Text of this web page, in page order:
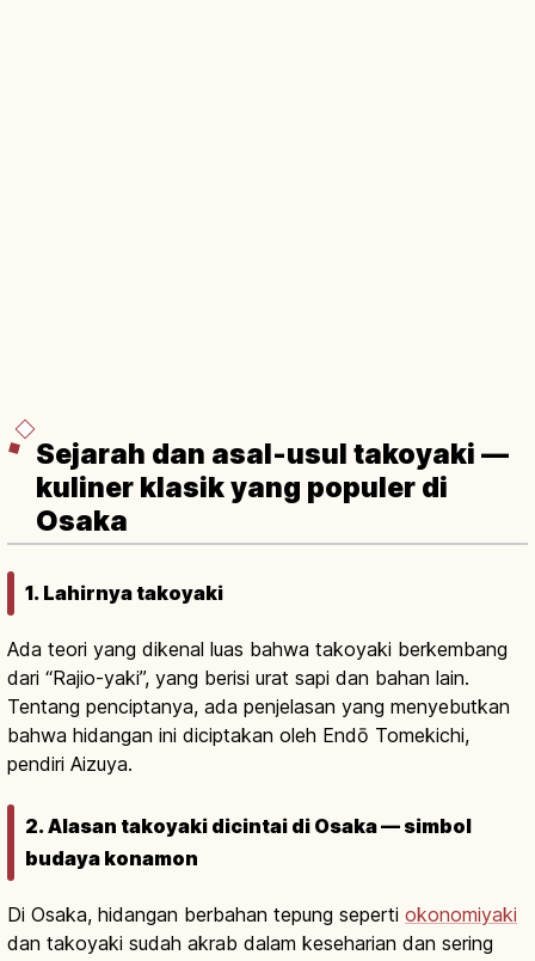
Sejarah dan asal-usul takoyaki —
kuliner klasik yang populer di
Osaka
1. Lahirnya takoyaki
Ada teori yang dikenal luas bahwa takoyaki berkembang
dari “Rajio-yaki”, yang berisi urat sapi dan bahan lain.
Tentang penciptanya, ada penjelasan yang menyebutkan
bahwa hidangan ini diciptakan oleh Endō Tomekichi,
pendiri Aizuya.
2. Alasan takoyaki dicintai di Osaka — simbol
budaya konamon
Di Osaka, hidangan berbahan tepung seperti okonomiyaki
dan takoyaki sudah akrab dalam keseharian dan sering